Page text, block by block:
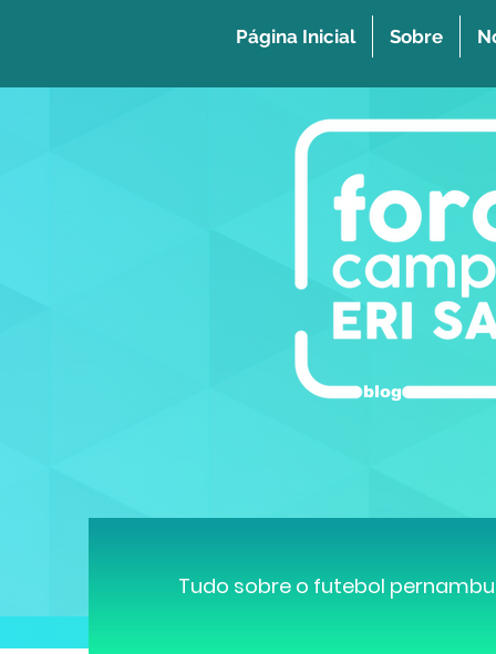
Página Inicial Sobre
blog
Tudo sobre o futebol